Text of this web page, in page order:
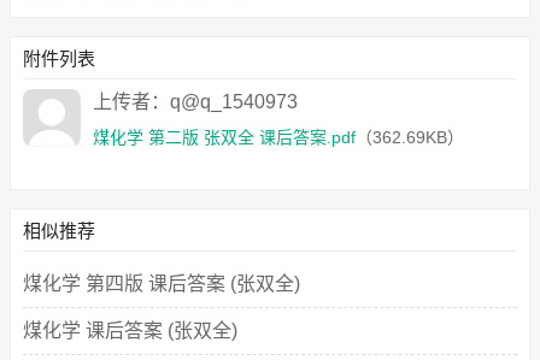
附件列表
上传者：q@q_1540973
煤化学 第二版 张双全 课后答案.pdf （362.69KB）
相似推荐
煤化学 第四版 课后答案 (张双全)
煤化学 课后答案 (张双全)